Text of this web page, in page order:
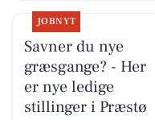
JOBNYT
Savner du nye
græsgange? - Her
er nye ledige
stillinger i Præstø